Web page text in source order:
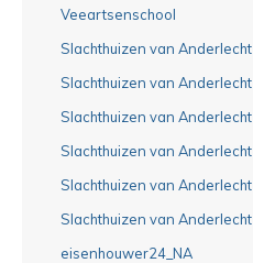
Veeartsenschool
Slachthuizen van Anderlecht
Slachthuizen van Anderlecht
Slachthuizen van Anderlecht
Slachthuizen van Anderlecht
Slachthuizen van Anderlecht
Slachthuizen van Anderlecht
eisenhouwer24_NA